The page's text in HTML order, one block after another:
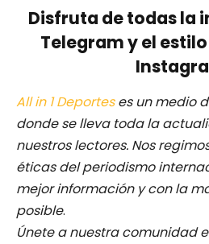
Disfruta de todas la
Telegram y el
All in 1 Deporteses un medio
donde se lleva toda la
nuestros lectores. Nos
éticas del periodismo
mejor información y con la
posible.
Únete a nuestra comunidad